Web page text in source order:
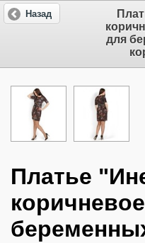
для
Назад
Платье